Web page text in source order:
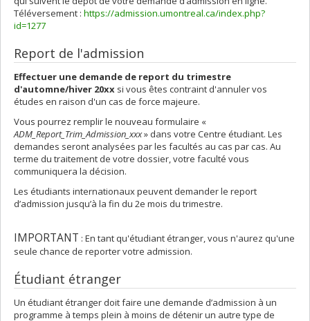
Téléversement : https://admission.umontreal.ca/index.php?
id=1277
Report de l'admission
Effectuer une demande de report du trimestre
d'automne/hiver 20xx si vous êtes contraint d'annuler vos
études en raison d'un cas de force majeure.
Vous pourrez remplir le nouveau formulaire «
ADM_Report_Trim_Admission_xxx» dans votre Centre étudiant. Les
demandes seront analysées par les facultés au cas par cas. Au
terme du traitement de votre dossier, votre faculté vous
communiquera la décision.
Les étudiants internationaux peuvent demander le report
d’admission jusqu’à la fin du 2e mois du trimestre.
IMPORTANT : En tant qu'étudiant étranger, vous n'aurez qu'une
seule chance de reporter votre admission.
Étudiant étranger
Un étudiant étranger doit faire une demande d’admission à un
programme à temps plein à moins de détenir un autre type de